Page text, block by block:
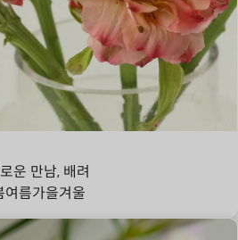
운 만남, 배려
여름가을겨울